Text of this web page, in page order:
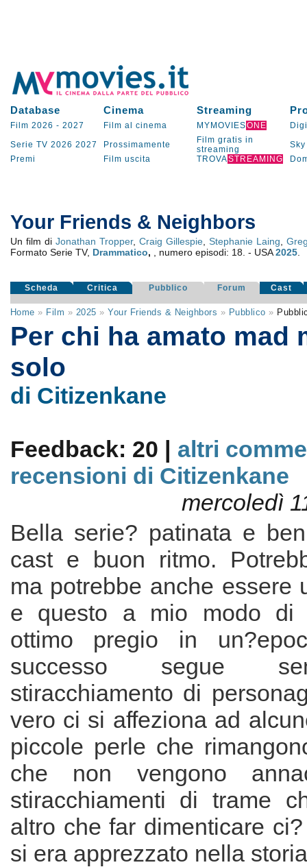
Database Cinema Streaming
Film 2026 - 2027 Film al cinema MYMOVIESONE
Serie TV 2026 2027 Prossimamente
Film gratis in
streaming
Sky
Premi
Film uscita TROVASTREAMING
Your Friends & Neighbors
Un film di Jonathan Tropper, Craig Gillespie ,Stephanie Laing ,
Formato Serie TV, Drammatico, , numero episodi: 18. - USA2025.
Scheda Critica Pubblico Forum Cast
Home » Film » 2025 »Your Friends & Neighbors » Pubblico »
Per chi ha amato mad
solo
di Citizenkane
Feedback: 20 | altri
recensioni di Citizenkane
mercoledì
Bella serie? patinata e
cast e buon ritmo.
ma potrebbe anche essere
e questo a mio modo di
ottimo pregio in
successo segue
stiracchiamento di
vero ci si affeziona ad
piccole perle che
che non vengono
stiracchiamenti di trame
altro che far dimenticare
si era apprezzato nella